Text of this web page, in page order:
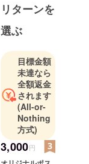
ぞみ、吉岡
祐太朗で
す。
この度、長
崎を若者に
好きになっ
てほしいと
いう想い
で、このプ
ロジェクト
をはじめま
した。
リターンを
選ぶ
目標金額
未達なら
全額返金
されます
(All-or-
Nothing
方式)
3,000円